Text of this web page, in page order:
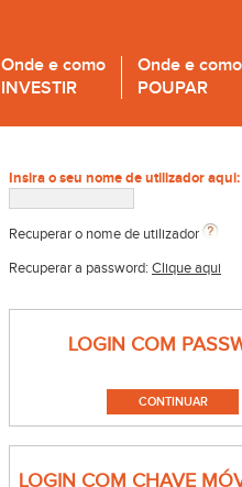
Onde e como
INVESTIR
Onde e como
POUPAR
Insira o seu nome de utilizador aqui:
Recuperar o nome de utilizador
Recuperar a password: Clique aqui
LOGIN COM
LOGIN COM CHAVE